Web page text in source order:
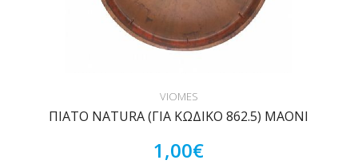
VIOMES
ΠΙΑΤΟ NATURA (ΓΙΑ ΚΩΔΙΚΟ 862.5) MAONI
1,00€